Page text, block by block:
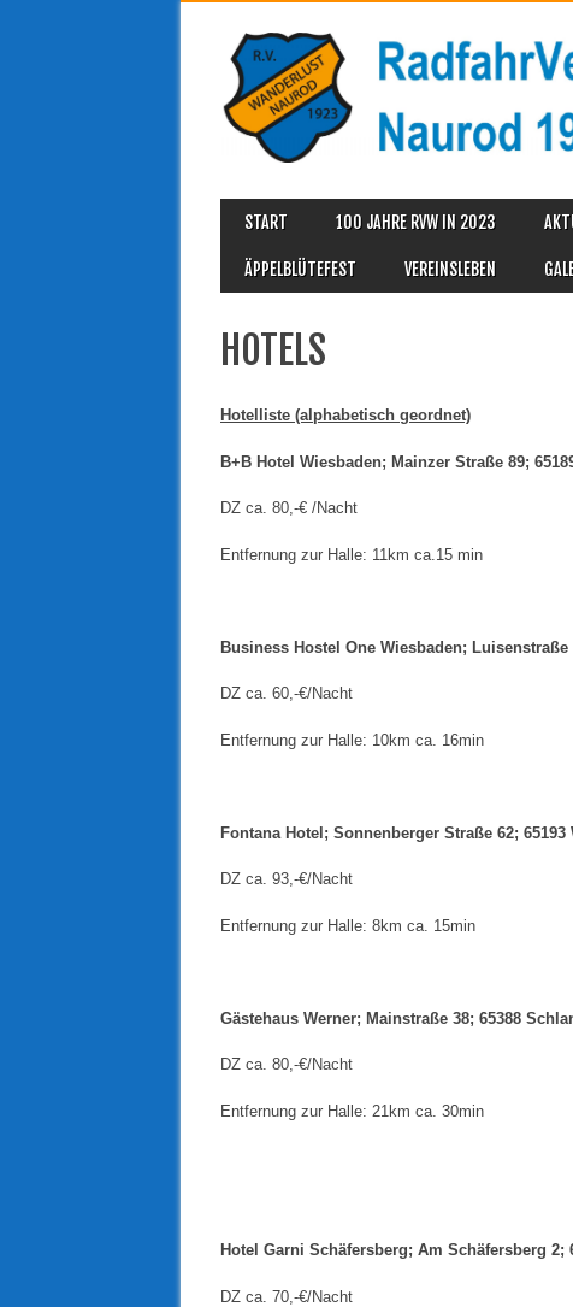
MAIN MENU
content
START 100 JAHRE RVW IN 2023
ÄPPELBLÜTEFEST VEREINSLEBEN
HOTELS
Hotelliste (alphabetisch geordnet)
B+B Hotel Wiesbaden; Mainzer Straße 89;
DZ ca. 80,-€ /Nacht
Entfernung zur Halle: 11km ca.15 min
Business Hostel One Wiesbaden; Luisenstraße
DZ ca. 60,-€/Nacht
Entfernung zur Halle: 10km ca. 16min
Fontana Hotel; Sonnenberger Straße 62; 65193
DZ ca. 93,-€/Nacht
Entfernung zur Halle: 8km ca. 15min
Gästehaus Werner; Mainstraße 38; 65388
DZ ca. 80,-€/Nacht
Entfernung zur Halle: 21km ca. 30min
Hotel Garni Schäfersberg; Am Schäfersberg 2;
DZ ca. 70,-€/Nacht